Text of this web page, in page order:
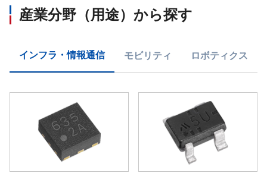
産業分野（用途）から探す
インフラ・情報通信 モビリティ ロボティクス